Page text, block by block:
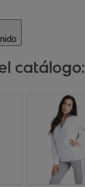
catálogo: